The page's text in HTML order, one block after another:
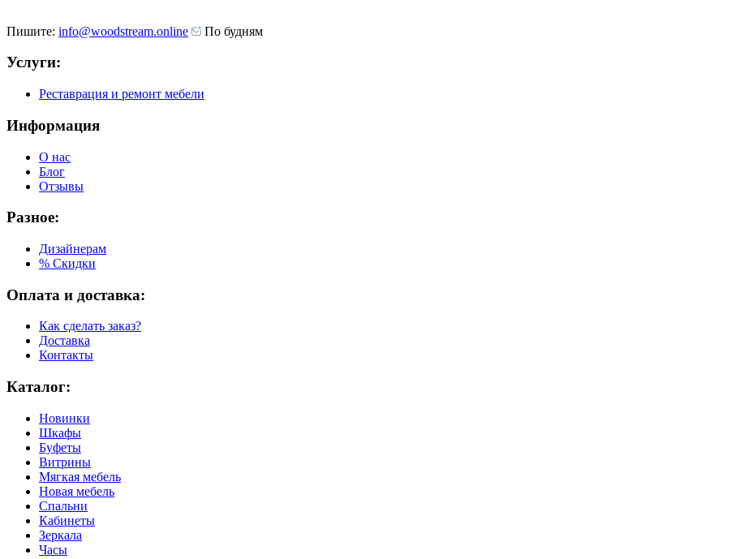
Пишите: info@woodstream.online По будням
Услуги:
Реставрация и ремонт мебели
Информация
О нас
Блог
Отзывы
Разное:
Дизайнерам
% Скидки
Оплата и доставка:
Как сделать заказ?
Доставка
Контакты
Каталог:
Новинки
Шкафы
Буфеты
Витрины
Мягкая мебель
Новая мебель
Спальни
Кабинеты
Зеркала
Часы